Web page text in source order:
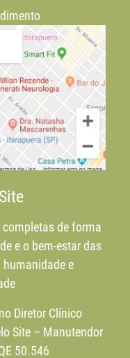
completas de forma
e o bem-estar das
humanidade e
Diretor Clínico
Site – Manutendor
50.546